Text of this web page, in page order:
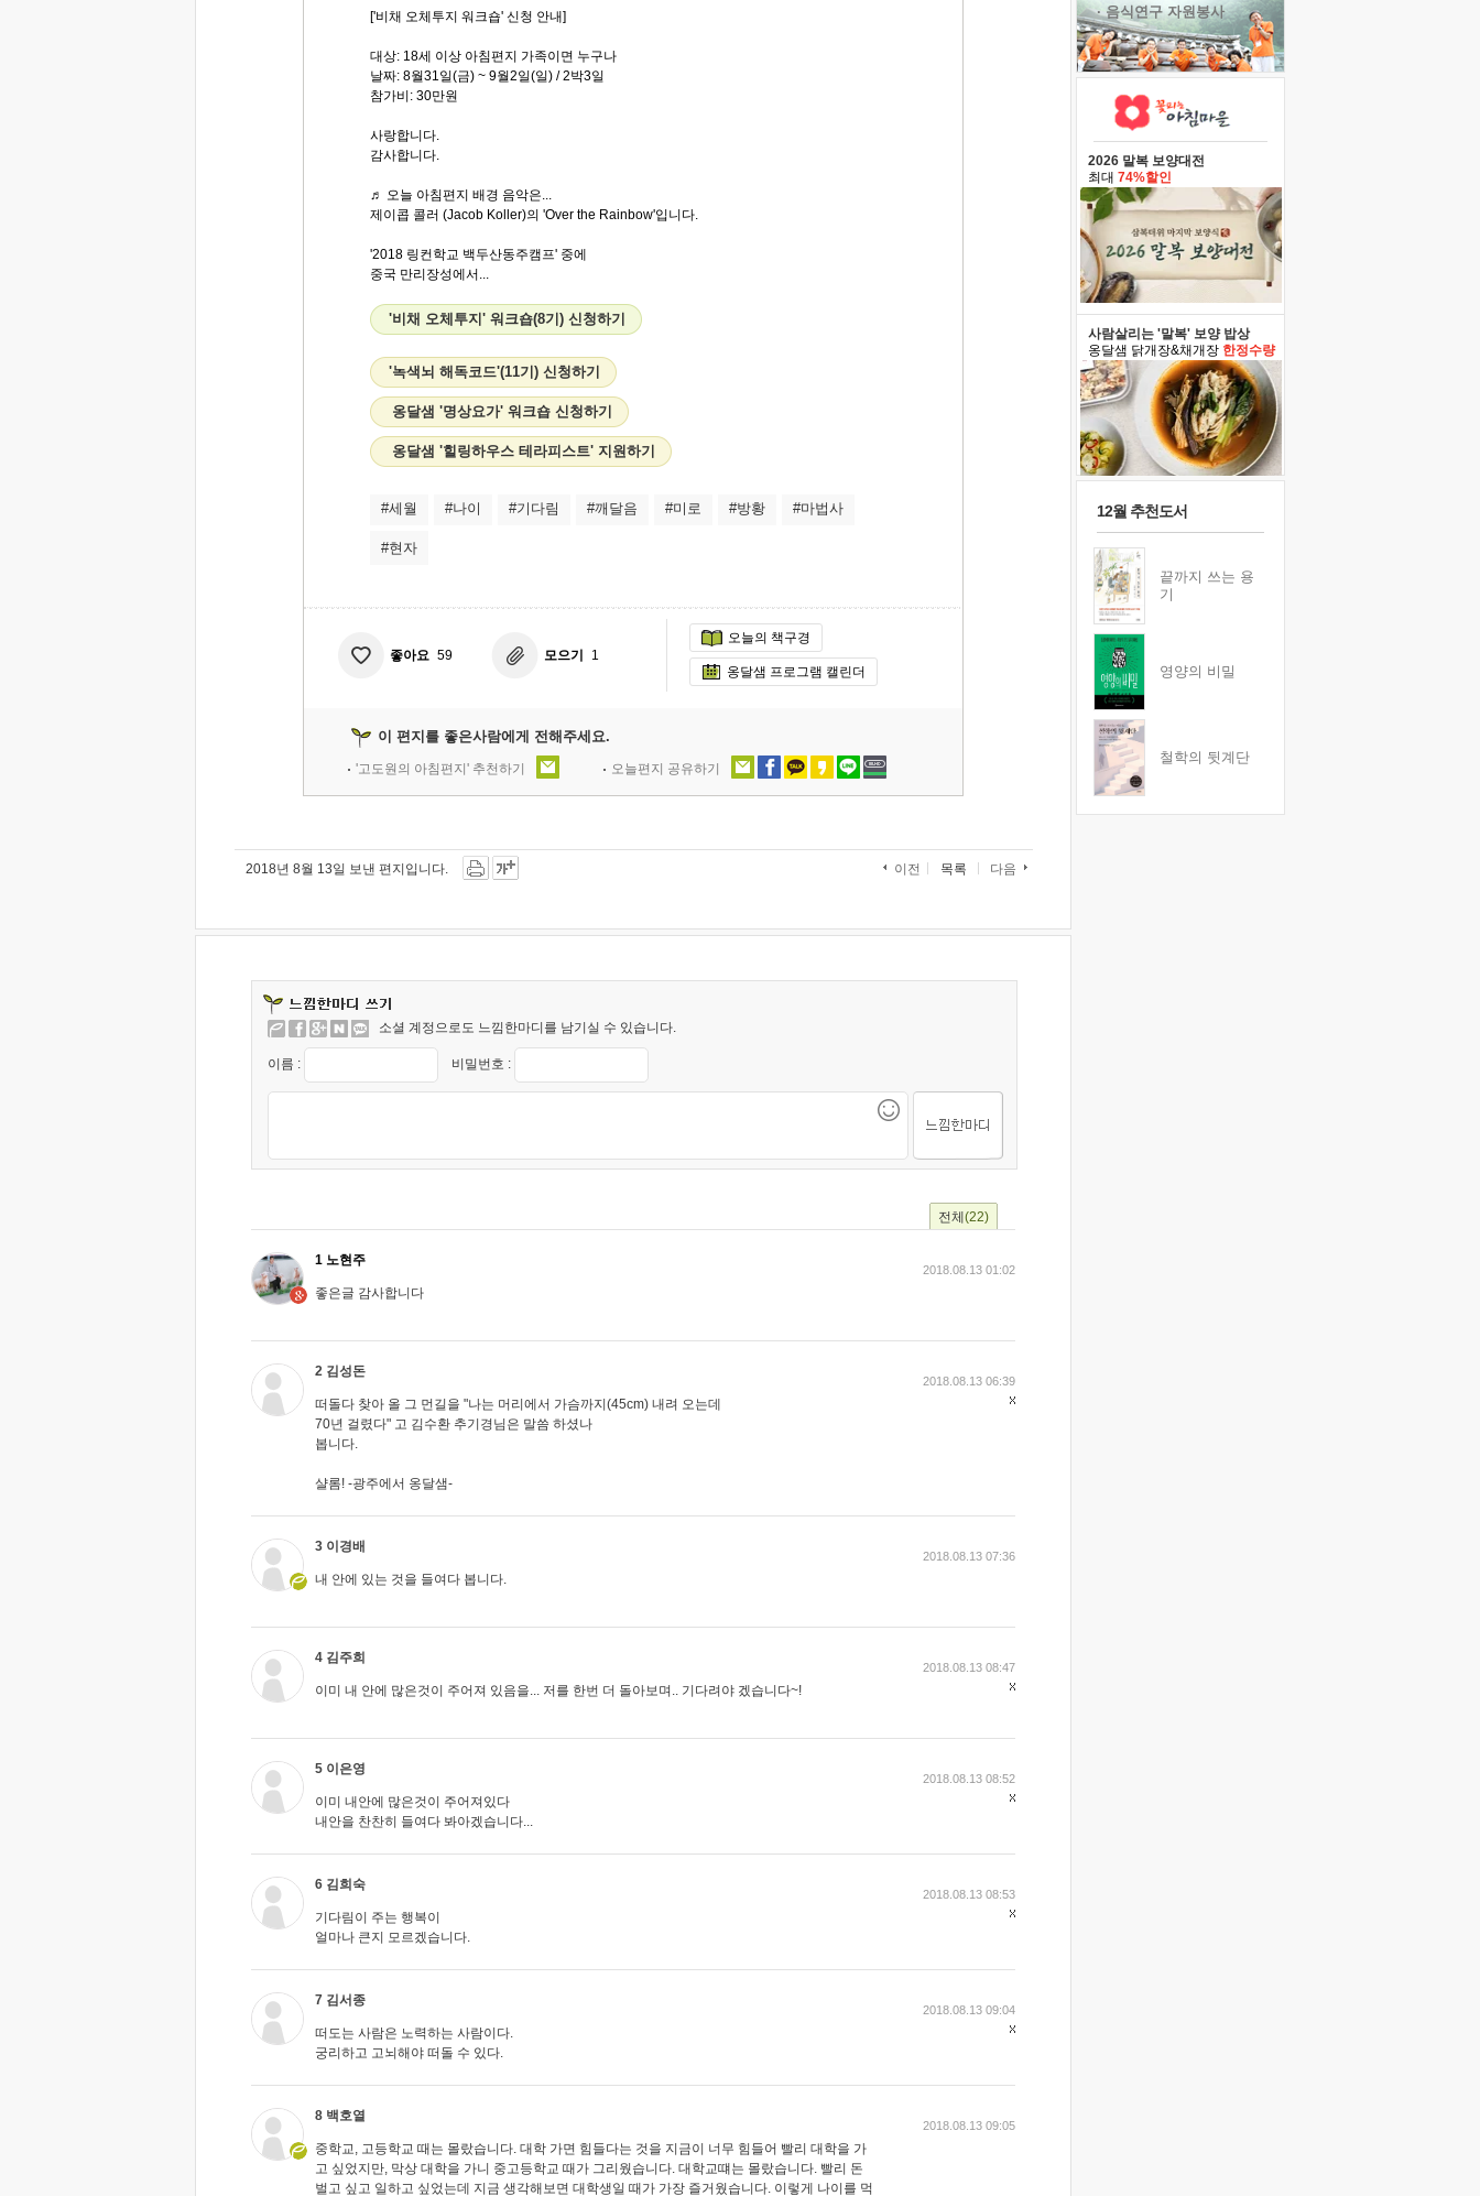
['비채 오체투지 워크숍' 신청 안내]
대상: 18세 이상 아침편지 가족이면 누구나
날짜: 8월31일(금) ~ 9월2일(일) / 2박3일
참가비: 30만원
사랑합니다.
감사합니다.
♬ 오늘 아침편지 배경 음악은...
제이콥 콜러 (Jacob Koller)의 'Over the Rainbow'입니다.
'2018 링컨학교 백두산동주캠프' 중에
중국 만리장성에서...
'비채 오체투지' 워크숍(8기) 신청하기
'녹색뇌 해독코드'(11기) 신청하기
옹달샘 '명상요가' 워크숍 신청하기
옹달샘 '힐링하우스 테라피스트' 지원하기
#세월 #나이 #기다림 #깨달음 #미로 #방황 #마법사
#현자
좋아요 59 모으기 1
오늘의 책구경
옹달샘 프로그램 캘린더
이 편지를 좋은사람에게 전해주세요.
'고도원의 아침편지' 추천하기 오늘편지 공유하기
2018년 8월 13일 보낸 편지입니다. 이전 목록 다음
소셜 계정으로도 느낌한마디를 남기실 수 있습니다.
이름 : 비밀번호 :
전체 (22)
1 노현주
좋은글 감사합니다
2018.08.13 01:02
2 김성돈
떠돌다 찾아 올 그 먼길을 "나는 머리에서 가슴까지(45cm) 내려 오는데
70년 걸렸다" 고 김수환 추기경님은 말씀 하셨나
봅니다.
샬롬! -광주에서 옹달샘-
2018.08.13 06:39
3 이경배
내 안에 있는 것을 들여다 봅니다.
2018.08.13 07:36
4 김주희
이미 내 안에 많은것이 주어져 있음을... 저를 한번 더 돌아보며.. 기다려야 겠습니다~!
2018.08.13 08:47
5 이은영
이미 내안에 많은것이 주어져있다
내안을 찬찬히 들여다 봐아겠습니다...
2018.08.13 08:52
6 김희숙
기다림이 주는 행복이
얼마나 큰지 모르겠습니다.
2018.08.13 08:53
7 김서종
떠도는 사람은 노력하는 사람이다.
궁리하고 고뇌해야 떠돌 수 있다.
2018.08.13 09:04
8 백호열
중학교, 고등학교 때는 몰랐습니다. 대학 가면 힘들다는 것을 지금이 너무 힘들어 빨리 대학을 가
고 싶었지만, 막상 대학을 가니 중고등학교 때가 그리웠습니다. 대학교떄는 몰랐습니다. 빨리 돈
벌고 싶고 일하고 싶었는데 지금 생각해보면 대학생일 때가 가장 즐거웠습니다. 이렇게 나이를 먹
2018.08.13 09:05
· 음식연구 자원봉사
2026 말복 보양대전
최대 74%할인
사람살리는 '말복' 보양 밥상
옹달샘 닭개장&채개장 한정수량
12월 추천도서
끝까지 쓰는 용
기
영양의 비밀
철학의 뒷계단